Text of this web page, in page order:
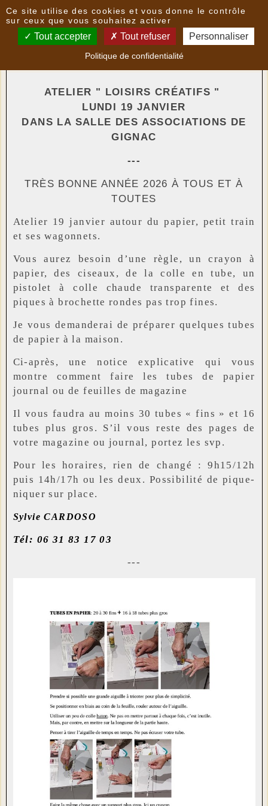
Nouvelles
GIGNAC - ATELIER " LOISIRS CRÉATIFS "
ATELIER " LOISIRS CRÉATIFS "
LUNDI 19 JANVIER
DANS LA SALLE DES ASSOCIATIONS DE
GIGNAC
---
TRÈS BONNE ANNÉE 2026 À TOUS ET À
TOUTES
Atelier 19 janvier autour du papier, petit train
et ses wagonnets.
Vous aurez besoin d’une règle, un crayon à
papier, des ciseaux, de la colle en tube, un
pistolet à colle chaude transparente et des
piques à brochette rondes pas trop fines.
Je vous demanderai de préparer quelques tubes
de papier à la maison.
Ci-après, une notice explicative qui vous
montre comment faire les tubes de papier
journal ou de feuilles de magazine
Il vous faudra au moins 30 tubes « fins » et 16
tubes plus gros. S’il vous reste des pages de
votre magazine ou journal, portez les svp.
Pour les horaires, rien de changé : 9h15/12h
puis 14h/17h ou les deux. Possibilité de pique-
niquer sur place.
Sylvie CARDOSO
Tél: 06 31 83 17 03
---
Ce site utilise des cookies et vous donne le contrôle
sur ceux que vous souhaitez activer
Tout accepter Tout refuser Personnaliser
Politique de confidentialité